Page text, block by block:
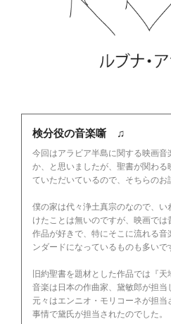
検分役の音楽噺 ♫
今回はアラビア半島に関する映画音
か、と思いましたが、聖書が関わ
ていただいているので、そちらのお
僕の家は代々浄土真宗のなので、
けたことは無いのですが、映画で
作品が好きで、特にそこに流れる音
ンダードになっているものも多いで
旧約聖書を題材とした作品では『天
音楽は日本の作曲家、黛敏郎が担当
元々はエンニオ・モリコーネが担
事情で黛氏が担当されたのでした。